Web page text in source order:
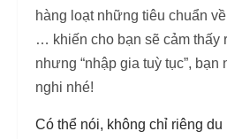
hàng loạt những tiêu chuẩn
… khiến cho bạn sẽ cảm thấy
nhưng “nhập gia tuỳ tục”, bạn
nghi nhé!
Có thể nói, không chỉ riêng du